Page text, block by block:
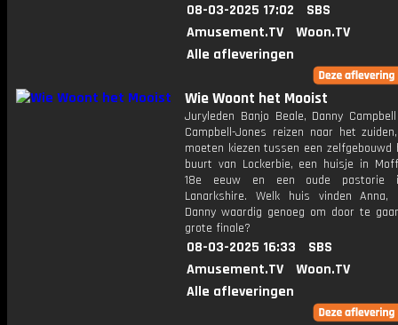
08-03-2025 17:02
SBS
Amusement.TV
Woon.TV
Alle afleveringen
Wie Woont het Mooist
Juryleden Banjo Beale, Danny
Campbell-Jones reizen naar het
moeten kiezen tussen een zelfgebouwd
buurt van Lockerbie, een huisje in
18e eeuw en een oude pastorie
Lanarkshire. Welk huis vinden Anna,
Danny waardig genoeg om door te
grote finale?
08-03-2025 16:33
SBS
Amusement.TV
Woon.TV
Alle afleveringen